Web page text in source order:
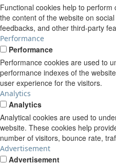
Functional cookies help to
the content of the website on
feedbacks, and other third-party
Performance
Performance
Performance cookies are used to
performance indexes of the
user experience for the visitors.
Analytics
Analytics
Analytical cookies are used to
website. These cookies help
number of visitors, bounce rate,
Advertisement
Advertisement